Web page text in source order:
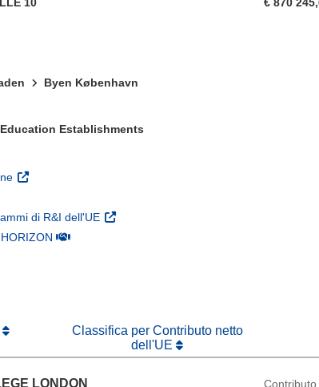
Byen København
Establishments
(si apre in una nuova finestra)
nuova finestra)
di R&I dell'UE (si apre in una nuova finestra)
(si apre in una nuova finestra)
Classifica per Contributo netto
dell'UE
LONDON